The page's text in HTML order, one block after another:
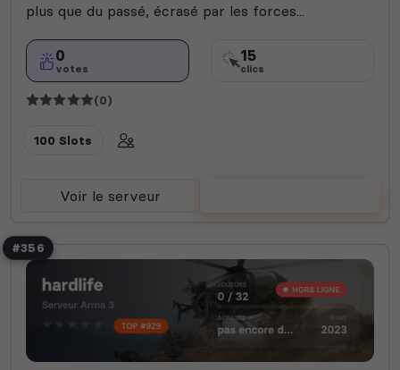
plus que du passé, écrasé par les forces...
0
votes
15
clics
(0)
100 Slots
Voir le serveur
#356